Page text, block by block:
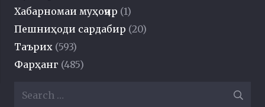
Хабарномаи муҳоҷир (1)
Пешниҳоди сардабир (20)
Таърих (593)
Фарҳанг (485)
Search